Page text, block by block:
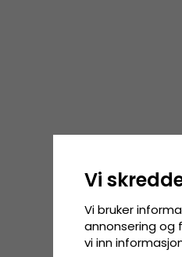
Vi
Vi bruker
annonsering og
vi inn